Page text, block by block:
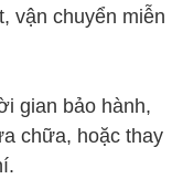
vận chuyển miễn
gian bảo hành,
chữa, hoặc thay